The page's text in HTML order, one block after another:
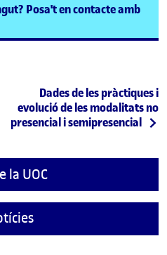
Posa't en contacte amb
Entrada següent
Dades de les pràctiques i
evolució de les modalitats no
presencial i semipresencial
la UOC